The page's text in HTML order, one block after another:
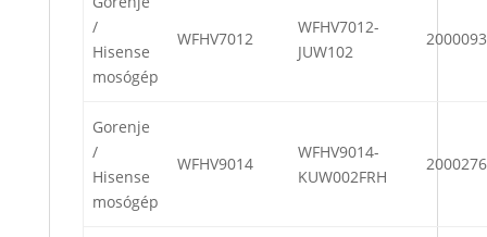
/
Hisense
mosógép
WFHV7012
WFHV7012-
JUW102
Gorenje
/
Hisense
mosógép
WFHV9014
WFHV9014-
KUW002FRH